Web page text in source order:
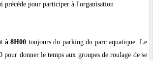
précéde pour participer à l'organisation
à 8H00 toujours du parking du parc aquatique. Le
pour donner le temps aux groupes de roulage de se